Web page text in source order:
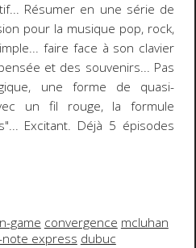
Résumer en une série de
pour la musique pop, rock,
faire face à son clavier
et des souvenirs... Pas
une forme de quasi-
un fil rouge, la formule
Excitant. Déjà 5 épisodes
game convergence mcluhan
note express dubuc